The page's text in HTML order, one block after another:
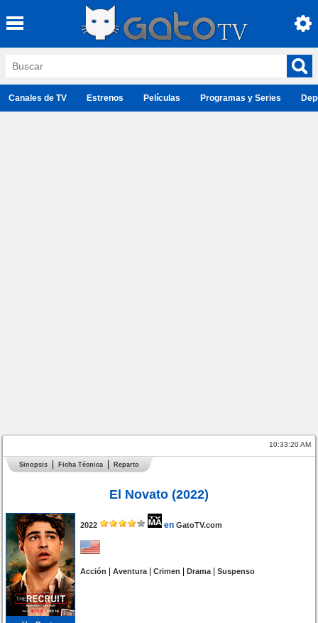
Canales de TV Estrenos Películas Programas y Series
10:33:21 AM
Sinopsis Ficha Técnica Reparto
El Novato (2022)
2022 en GatoTV.com
Acción |Aventura|Crimen |Drama|Suspenso